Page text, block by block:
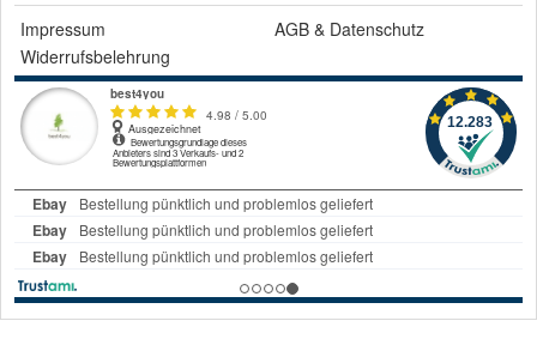
Impressum
AGB & Datenschutz
Widerrufsbelehrung